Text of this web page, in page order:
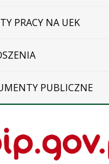
PRACY NA UEK
PUBLICZNE